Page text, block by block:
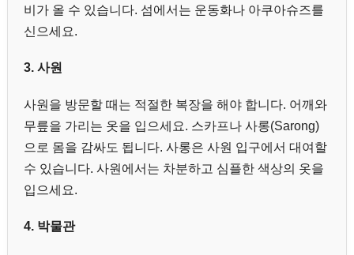
비가 올 수 있습니다. 섬에서는 운동화나 아쿠아슈즈를
신으세요.
3. 사원
사원을 방문할 때는 적절한 복장을 해야 합니다. 어깨와
무릎을 가리는 옷을 입으세요. 스카프나 사롱(Sarong)
으로 몸을 감싸도 됩니다. 사롱은 사원 입구에서 대여할
수 있습니다. 사원에서는 차분하고 심플한 색상의 옷을
입으세요.
4. 박물관